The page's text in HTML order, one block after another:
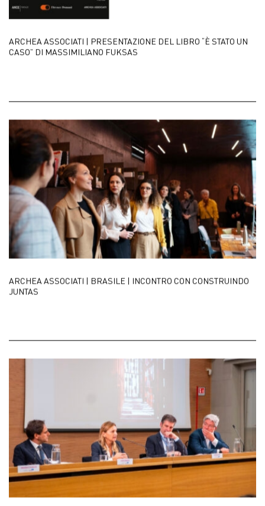
ARCHEA ASSOCIATI | PRESENTAZIONE DEL LIBRO “È STATO UN
CASO” DI MASSIMILIANO FUKSAS
ARCHEA ASSOCIATI | BRASILE | INCONTRO CON CONSTRUINDO
JUNTAS